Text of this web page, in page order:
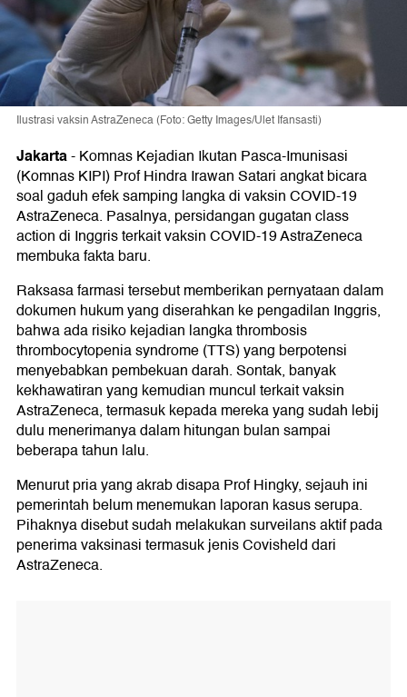
Ilustrasi vaksin AstraZeneca (Foto: Getty Images/Ulet Ifansasti)
Jakarta-Komnas Kejadian Ikutan Pasca-Imunisasi
(Komnas KIPI) Prof Hindra Irawan Satari angkat bicara
soal gaduh efek samping langka di vaksin COVID-19
AstraZeneca. Pasalnya, persidangan gugatan class
action di Inggris terkait vaksin COVID-19 AstraZeneca
membuka fakta baru.
Raksasa farmasi tersebut memberikan pernyataan dalam
dokumen hukum yang diserahkan ke pengadilan Inggris,
bahwa ada risiko kejadian langka thrombosis
thrombocytopenia syndrome (TTS) yang berpotensi
menyebabkan pembekuan darah. Sontak, banyak
kekhawatiran yang kemudian muncul terkait vaksin
AstraZeneca, termasuk kepada mereka yang sudah lebij
dulu menerimanya dalam hitungan bulan sampai
beberapa tahun lalu.
Menurut pria yang akrab disapa Prof Hingky, sejauh ini
pemerintah belum menemukan laporan kasus serupa.
Pihaknya disebut sudah melakukan surveilans aktif pada
penerima vaksinasi termasuk jenis Covisheld dari
AstraZeneca.